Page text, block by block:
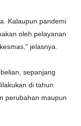
Kalaupun pandemi
oleh pelayanan
jelasnya.
sepanjang
di tahun
perubahan maupun